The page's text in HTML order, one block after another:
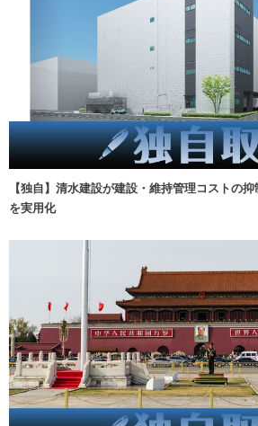
【独自】清水建設が建設・維持管理コストの
を実用化